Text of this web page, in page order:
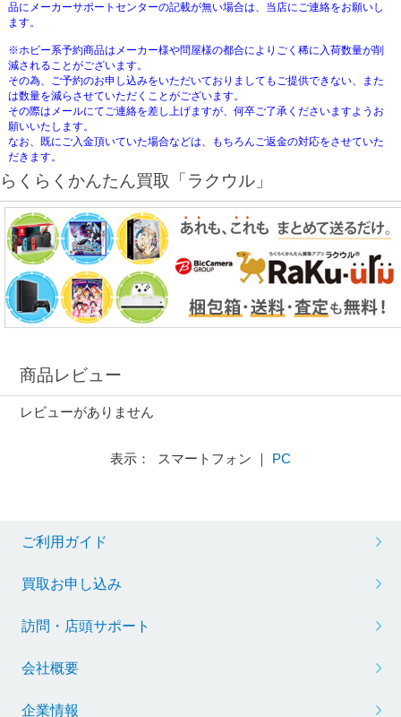
品にメーカーサポートセンターの記載が無い場合は、当店にご連絡をお願いし
ます。
※ホビー系予約商品はメーカー様や問屋様の都合によりごく稀に入荷数量が削
減されることがございます。
その為、ご予約のお申し込みをいただいておりましてもご提供できない、また
は数量を減らさせていただくことがございます。
その際はメールにてご連絡を差し上げますが、何卒ご了承くださいますようお
願いいたします。
なお、既にご入金頂いていた場合などは、もちろんご返金の対応をさせていた
だきます。
らくらくかんたん買取「ラクウル」
商品レビュー
レビューがありません
表示： スマートフォン ｜ PC
ご利用ガイド
買取お申し込み
訪問・店頭サポート
会社概要
企業情報